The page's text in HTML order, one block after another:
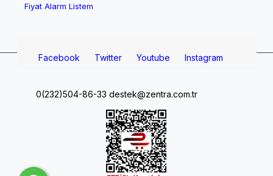
Fiyat Alarm Listem
Facebook Twitter Youtube Instagram
0(232)504-86-33 destek@zentra.com.tr